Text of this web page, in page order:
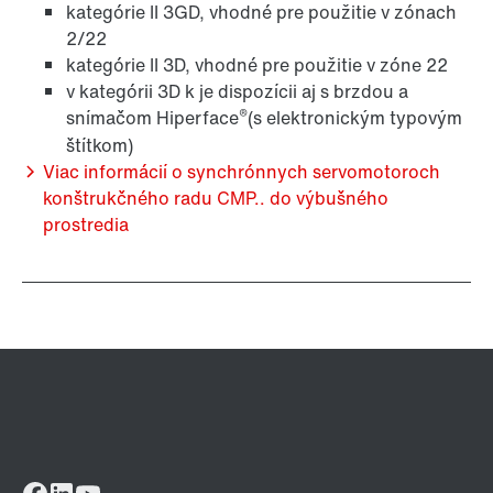
Mazivá
kategórie II 3GD, vhodné pre použitie v zónach
2/22
kategórie II 3D, vhodné pre použitie v zóne 22
v kategórii 3D k je dispozícii aj s brzdou a
snímačom Hiperface®(s elektronickým typovým
štítkom)
Viac informácií o synchrónnych servomotoroch
konštrukčného radu CMP.. do výbušného
prostredia